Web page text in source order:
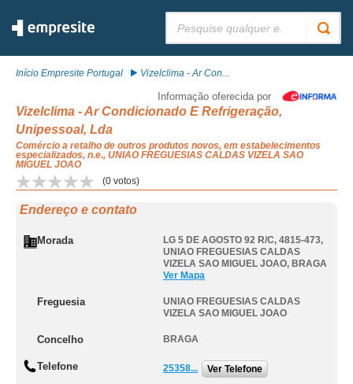
Início Empresite Portugal Vizelclima - Ar Con...
Informação oferecida por
Vizelclima - Ar Condicionado E Refrigeração,
Unipessoal, Lda
Comércio a retalho de outros produtos novos, em estabelecimentos
especializados, n.e., UNIAO FREGUESIAS CALDAS VIZELA SAO
MIGUEL JOAO
(0 votos)
Endereço e contato
Morada LG 5 DE AGOSTO 92 R/C, 4815-473,
UNIAO FREGUESIAS CALDAS
VIZELA SAO MIGUEL JOAO, BRAGA
Ver Mapa
Freguesia
UNIAO FREGUESIAS CALDAS
VIZELA SAO MIGUEL JOAO
Concelho BRAGA
Telefone 25358... Ver Telefone